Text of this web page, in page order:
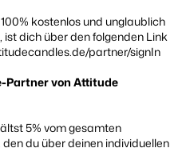
kostenlos und unglaublich
ist dich über den folgenden Link
partner/signIn
Partner von Attitude
5% vom gesamten
du über deinen individuellen